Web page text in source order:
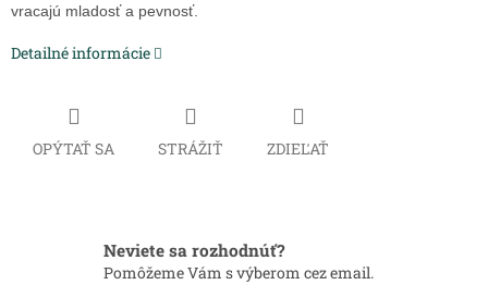
vracajú mladosť a pevnosť.
Detailné informácie
OPÝTAŤ SA STRÁŽIŤ ZDIEĽAŤ
Neviete sa rozhodnúť?
Pomôžeme Vám s výberom cez email.